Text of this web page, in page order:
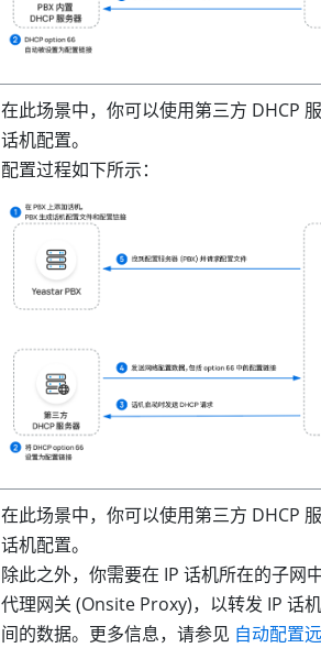
在此场景中，你可以使用第三方 DHCP
话机配置。
配置过程如下所示：
在此场景中，你可以使用第三方 DHCP
话机配置。
除此之外，你需要在 IP 话机所在的子网
代理网关 (Onsite Proxy)，以转发 IP 话
间的数据。更多信息，请参见 自动配置